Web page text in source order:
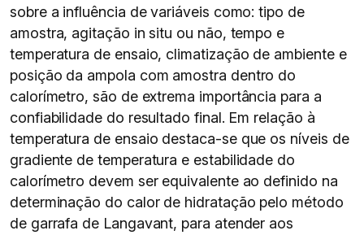
sobre a influência de variáveis como: tipo de
amostra, agitação in situ ou não, tempo e
temperatura de ensaio, climatização de ambiente e
posição da ampola com amostra dentro do
calorímetro, são de extrema importância para a
confiabilidade do resultado final. Em relação à
temperatura de ensaio destaca-se que os níveis de
gradiente de temperatura e estabilidade do
calorímetro devem ser equivalente ao definido na
determinação do calor de hidratação pelo método
de garrafa de Langavant, para atender aos